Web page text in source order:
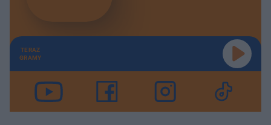
TERAZ
GRAMY